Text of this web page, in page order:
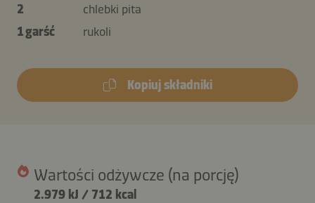
2
chlebki pita
1 garść
rukoli
Kopiuj składniki
Wartości odżywcze (na porcję)
2.979 kJ / 712 kcal